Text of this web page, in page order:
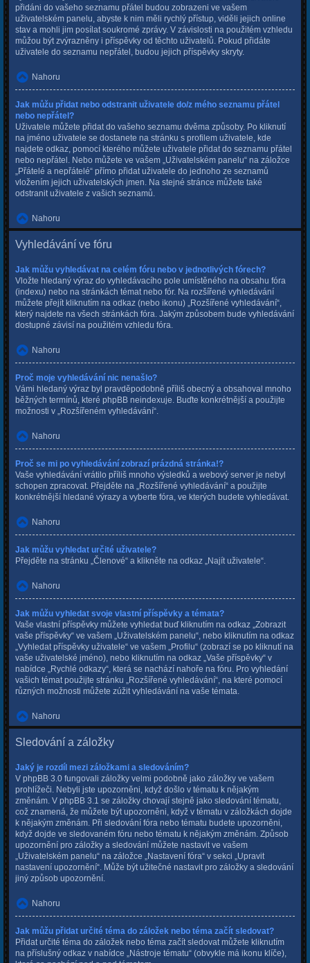
přidáni do vašeho seznamu přátel budou zobrazeni ve vašem
uživatelském panelu, abyste k nim měli rychlý přístup, viděli jejich online
stav a mohli jim posílat soukromé zprávy. V závislosti na použitém vzhledu
můžou být zvýrazněny i příspěvky od těchto uživatelů. Pokud přidáte
uživatele do seznamu nepřátel, budou jejich příspěvky skryty.
Nahoru
Jak můžu přidat nebo odstranit uživatele do/z mého seznamu přátel
nebo nepřátel?
Uživatele můžete přidat do vašeho seznamu dvěma způsoby. Po kliknutí
na jméno uživatele se dostanete na stránku s profilem uživatele, kde
najdete odkaz, pomocí kterého můžete uživatele přidat do seznamu přátel
nebo nepřátel. Nebo můžete ve vašem „Uživatelském panelu“ na záložce
„Přátelé a nepřátelé“ přímo přidat uživatele do jednoho ze seznamů
vložením jejich uživatelských jmen. Na stejné stránce můžete také
odstranit uživatele z vašich seznamů.
Nahoru
Vyhledávání ve fóru
Jak můžu vyhledávat na celém fóru nebo v jednotlivých fórech?
Vložte hledaný výraz do vyhledávacího pole umístěného na obsahu fóra
(indexu) nebo na stránkách témat nebo fór. Na rozšířené vyhledávání
můžete přejít kliknutím na odkaz (nebo ikonu) „Rozšířené vyhledávání“,
který najdete na všech stránkách fóra. Jakým způsobem bude vyhledávání
dostupné závisí na použitém vzhledu fóra.
Nahoru
Proč moje vyhledávání nic nenašlo?
Vámi hledaný výraz byl pravděpodobně příliš obecný a obsahoval mnoho
běžných termínů, které phpBB neindexuje. Buďte konkrétnější a použijte
možnosti v „Rozšířeném vyhledávání“.
Nahoru
Proč se mi po vyhledávání zobrazí prázdná stránka!?
Vaše vyhledávání vrátilo příliš mnoho výsledků a webový server je nebyl
schopen zpracovat. Přejděte na „Rozšířené vyhledávání“ a použijte
konkrétnější hledané výrazy a vyberte fóra, ve kterých budete vyhledávat.
Nahoru
Jak můžu vyhledat určité uživatele?
Přejděte na stránku „Členové“ a klikněte na odkaz „Najít uživatele“.
Nahoru
Jak můžu vyhledat svoje vlastní příspěvky a témata?
Vaše vlastní příspěvky můžete vyhledat buď kliknutím na odkaz „Zobrazit
vaše příspěvky“ ve vašem „Uživatelském panelu“, nebo kliknutím na odkaz
„Vyhledat příspěvky uživatele“ ve vašem „Profilu“ (zobrazí se po kliknutí na
vaše uživatelské jméno), nebo kliknutím na odkaz „Vaše příspěvky“ v
nabídce „Rychlé odkazy“, která se nachází nahoře na fóru. Pro vyhledání
vašich témat použijte stránku „Rozšířené vyhledávání“, na které pomocí
různých možnosti můžete zúžit vyhledávání na vaše témata.
Nahoru
Sledování a záložky
Jaký je rozdíl mezi záložkami a sledováním?
V phpBB 3.0 fungovali záložky velmi podobně jako záložky ve vašem
prohlížeči. Nebyli jste upozorněni, když došlo v tématu k nějakým
změnám. V phpBB 3.1 se záložky chovají stejně jako sledování tématu,
což znamená, že můžete být upozorněni, když v tématu v záložkách dojde
k nějakým změnám. Při sledování fóra nebo tématu budete upozorněni,
když dojde ve sledovaném fóru nebo tématu k nějakým změnám. Způsob
upozornění pro záložky a sledování můžete nastavit ve vašem
„Uživatelském panelu“ na záložce „Nastavení fóra“ v sekci „Upravit
nastavení upozornění“. Může být užitečné nastavit pro záložky a sledování
jiný způsob upozornění.
Nahoru
Jak můžu přidat určité téma do záložek nebo téma začít sledovat?
Přidat určité téma do záložek nebo téma začít sledovat můžete kliknutím
na příslušný odkaz v nabídce „Nástroje tématu“ (obvykle má ikonu klíče),